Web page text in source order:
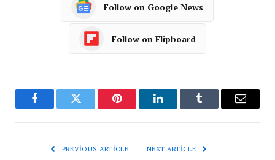
Follow on Google News
Follow on Flipboard
FacebookTwitter Pinterest LinkedInTumblr Email
PREVIOUS ARTICLE NEXT ARTICLE